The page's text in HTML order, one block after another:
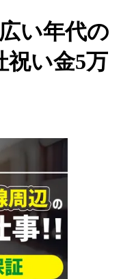
い年代の
祝い金5万